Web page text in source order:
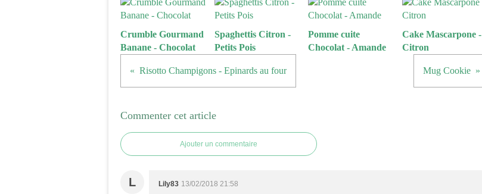
Crumble Gourmand
Banane - Chocolat
Spaghettis Citron -
Petits Pois
Pomme cuite
Chocolat - Amande
Cake Mascarpone -
Citron
Risotto Champigons - Epinards au four Mug Cookie
Commenter cet article
Ajouter un commentaire
L Lily83 13/02/2018 21:58